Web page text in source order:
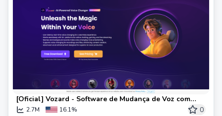
[Oficial] Vozard - Software de Mudança de Voz com
Inteligência Artificial
2.7M 16.1% 0